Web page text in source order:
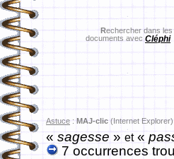
Rechercher dans les
documents avec Cléphi
Astuce : MAJ-clic (Internet
«sagesse » et«
7 occurrences